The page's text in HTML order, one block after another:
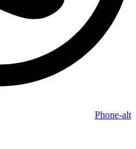
Phone-alt